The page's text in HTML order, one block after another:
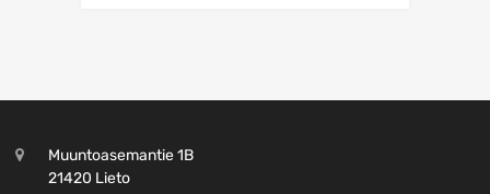
Muuntoasemantie 1B
21420 Lieto